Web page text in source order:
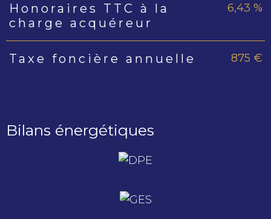
Honoraires TTC à la
charge acquéreur
6,43 %
Taxe foncière annuelle 875 €
Bilans énergétiques